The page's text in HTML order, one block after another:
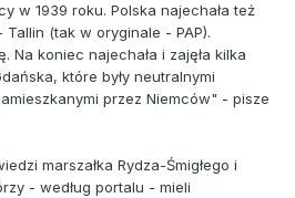
w 1939 roku. Polska najechała też
(tak w oryginale - PAP).
Na koniec najechała i zajęła kilka
które były neutralnymi
przez Niemców" - pisze
marszałka Rydza-Śmigłego i
- według portalu - mieli